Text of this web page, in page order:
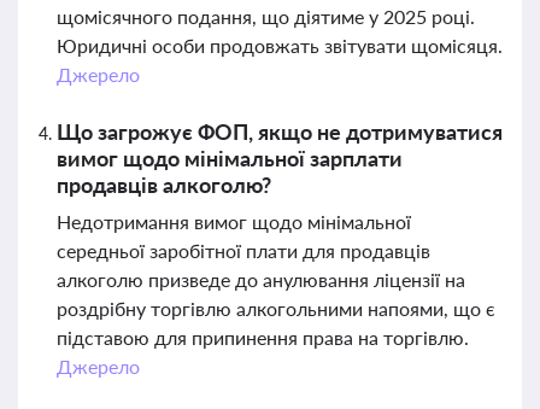
щомісячного подання, що діятиме у 2025 році.
Юридичні особи продовжать звітувати щомісяця.
Джерело
Що загрожує ФОП, якщо не дотримуватися
вимог щодо мінімальної зарплати
продавців алкоголю?
Недотримання вимог щодо мінімальної
середньої заробітної плати для продавців
алкоголю призведе до анулювання ліцензії на
роздрібну торгівлю алкогольними напоями, що є
підставою для припинення права на торгівлю.
Джерело